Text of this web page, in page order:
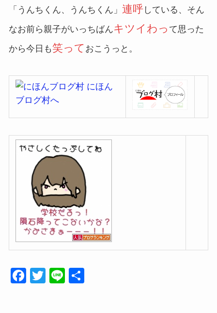
「うんちくん、うんちくん」 連呼している、そん
なお前ら親子がいっちばんキツイわっ て思った
から今日も笑って おこうっと。
F
T
Li